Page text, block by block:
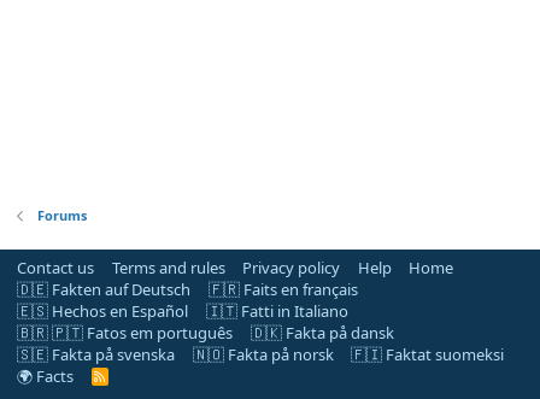
Forums
Contact us Terms and rules Privacy policy Help
Home
🇩🇪 Fakten auf Deutsch
🇫🇷 Faits en français
🇪🇸 Hechos en Español
🇮🇹 Fatti in Italiano
🇧🇷 🇵🇹 Fatos em português
🇩🇰 Fakta på dansk
🇸🇪 Fakta på svenska
🇳🇴 Fakta på norsk
🇫🇮 Faktat suomeksi
🌍 Facts
R